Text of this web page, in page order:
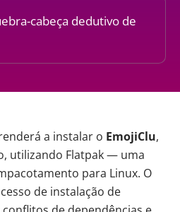
cabeça dedutivo de
a instalar o EmojiClu,
utilizando Flatpak — uma
para Linux. O
de instalação de